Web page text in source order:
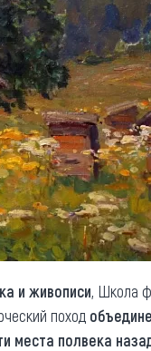
и живописи, Школа
поход
места полвека